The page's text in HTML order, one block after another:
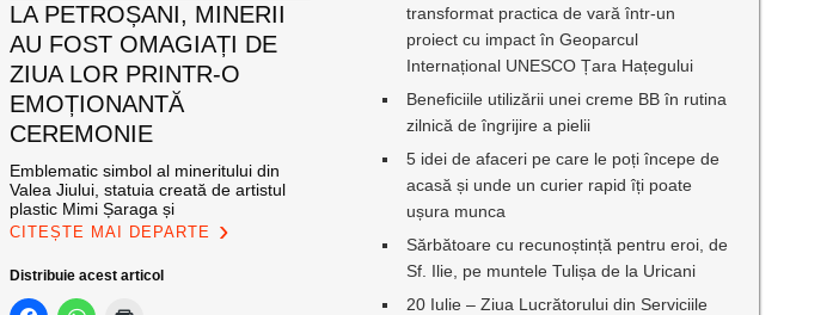
LA PETROȘANI, MINERII
AU FOST OMAGIAȚI DE
ZIUA LOR PRINTR-O
EMOȚIONANTĂ
CEREMONIE
Emblematic simbol al mineritului din
Valea Jiului, statuia creată de artistul
plastic Mimi Șaraga și
CITEȘTE MAI DEPARTE
Distribuie acest articol
transformat practica de vară într-un
proiect cu impact în Geoparcul
Internațional UNESCO Țara Hațegului
Beneficiile utilizării unei creme BB în rutina
zilnică de îngrijire a pielii
5 idei de afaceri pe care le poți începe de
acasă și unde un curier rapid îți poate
ușura munca
Sărbătoare cu recunoștință pentru eroi, de
Sf. Ilie, pe muntele Tulișa de la Uricani
20 Iulie – Ziua Lucrătorului din Serviciile